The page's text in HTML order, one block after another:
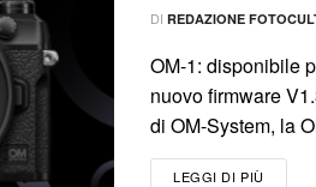
DI REDAZIONE
OM-1: disponibile
nuovo firmware
di OM-System, la
LEGGI DI PIÙ